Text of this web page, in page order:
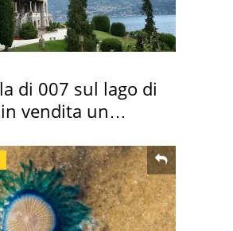
di 007 sul lago di
vendita un